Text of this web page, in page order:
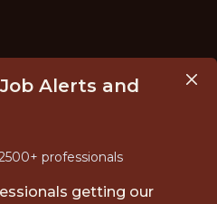
Alerts and
professionals
getting our